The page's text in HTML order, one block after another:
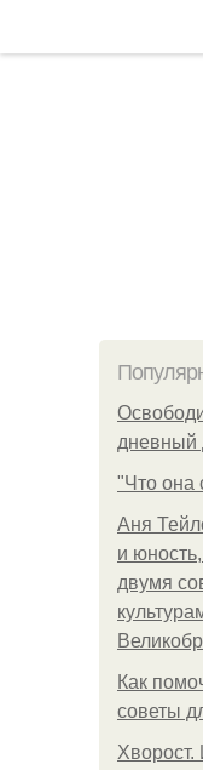
дневный
"Что она
Аня
и
двумя
Как
советы
Хворост.